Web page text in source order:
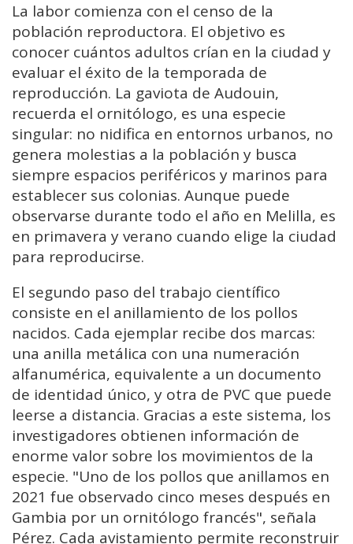
La labor comienza con el censo de la
población reproductora. El objetivo es
conocer cuántos adultos crían en la ciudad y
evaluar el éxito de la temporada de
reproducción. La gaviota de Audouin,
recuerda el ornitólogo, es una especie
singular: no nidifica en entornos urbanos, no
genera molestias a la población y busca
siempre espacios periféricos y marinos para
establecer sus colonias. Aunque puede
observarse durante todo el año en Melilla, es
en primavera y verano cuando elige la ciudad
para reproducirse.
El segundo paso del trabajo científico
consiste en el anillamiento de los pollos
nacidos. Cada ejemplar recibe dos marcas:
una anilla metálica con una numeración
alfanumérica, equivalente a un documento
de identidad único, y otra de PVC que puede
leerse a distancia. Gracias a este sistema, los
investigadores obtienen información de
enorme valor sobre los movimientos de la
especie. "Uno de los pollos que anillamos en
2021 fue observado cinco meses después en
Gambia por un ornitólogo francés", señala
Pérez. Cada avistamiento permite reconstruir